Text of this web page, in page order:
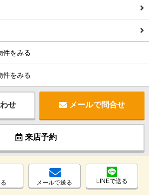
件をみる
件をみる
せ メールで問合せ
来店予約
メールで送る LINEで送る